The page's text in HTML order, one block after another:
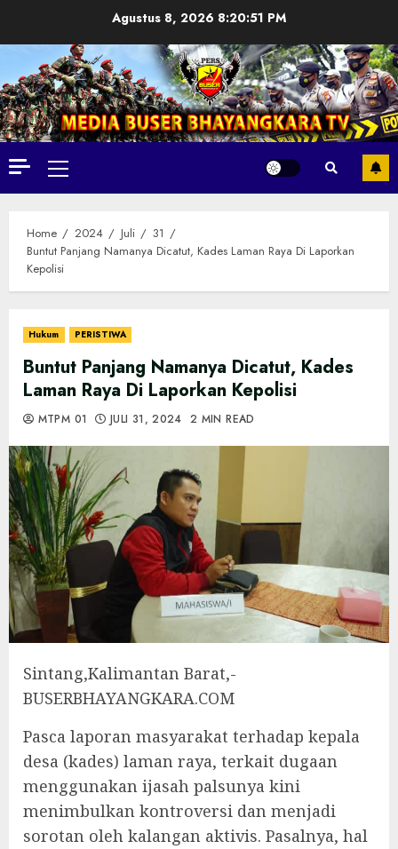
Agustus 8, 2026 8:20:52 PM
Primary
Menu
Home 2024 Juli
31
Buntut Panjang Namanya Dicatut, Kades Laman Raya Di Laporkan
Kepolisi
Hukum PERISTIWA
Buntut Panjang Namanya Dicatut, Kades
Laman Raya Di Laporkan Kepolisi
MTPM 01 JULI 31, 2024 2 MIN READ
Sintang,Kalimantan Barat,-
BUSERBHAYANGKARA.COM
Pasca laporan masyarakat terhadap kepala
desa (kades) laman raya, terkait dugaan
menggunakan ijasah palsunya kini
menimbulkan kontroversi dan menjadi
sorotan oleh kalangan aktivis. Pasalnya, hal